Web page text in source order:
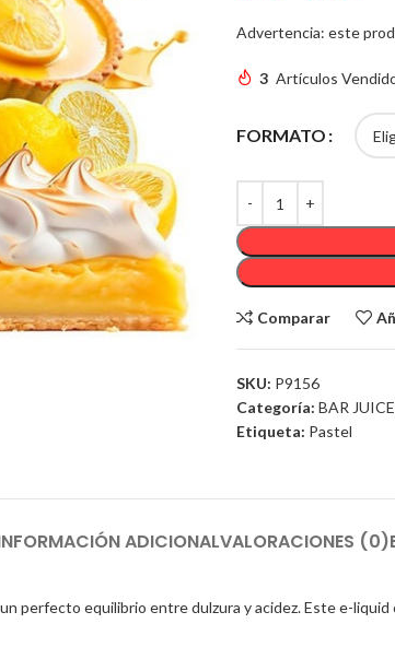
Advertencia: este
3 Artículos
FORMATO
Comparar
SKU: P9156
Categoría: BAR
Etiqueta: Pastel
ADICIONALVALORACIONES (0)
perfecto equilibrio entre dulzura y acidez. Este e-